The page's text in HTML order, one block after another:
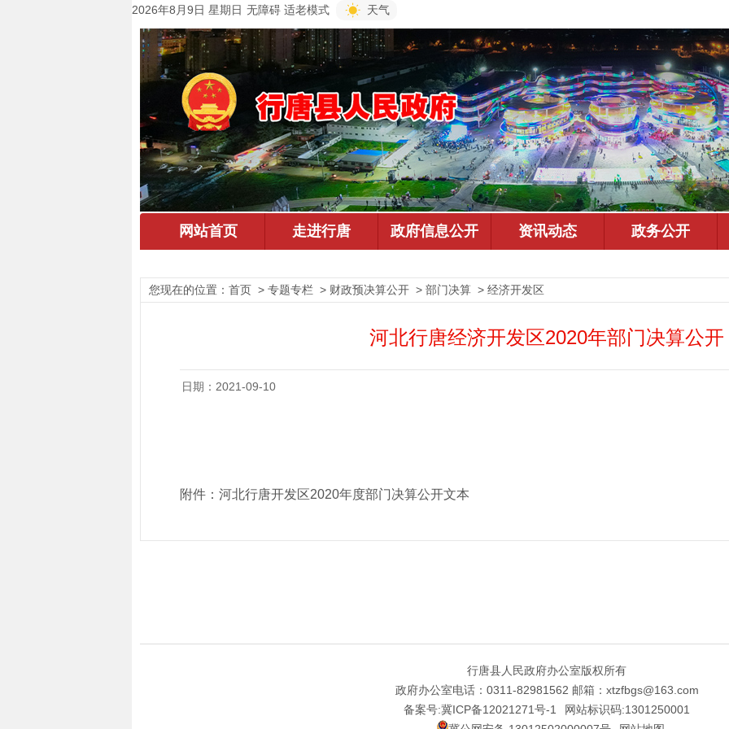
2026年8月9日 星期日 无障碍 适老模式 天气
您现在的位置： 首页 > 专题专栏 > 财政预决算公开 > 部门决算 > 经济开发区
河北行唐经济开发区2020年部门决算公开
日期：2021-09-10
附件： 河北行唐开发区2020年度部门决算公开文本